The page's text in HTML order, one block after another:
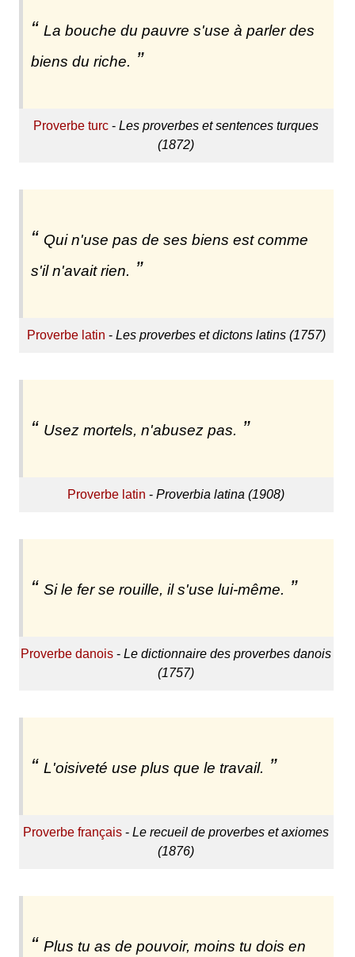
La bouche du pauvre s'use à parler des
biens du riche.
Proverbe turc -Les proverbes et sentences turques
(1872)
Qui n'use pas de ses biens est comme
s'il n'avait rien.
Proverbe latin - Les proverbes et dictons latins (1757)
Usez mortels, n'abusez pas.
Proverbe latin -Proverbia latina (1908)
Si le fer se rouille, il s'use lui-même.
Proverbe danois -Le dictionnaire des proverbes danois
(1757)
L'oisiveté use plus que le travail.
Proverbe français -Le recueil de proverbes et axiomes
(1876)
Plus tu as de pouvoir, moins tu dois en